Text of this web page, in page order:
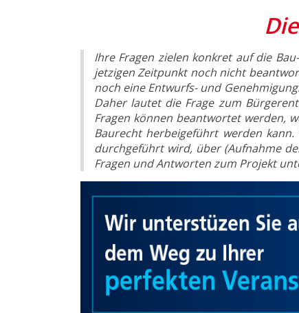
Ihre Fragen zielen konkret auf die
jetzigen Zeitpunkt noch nicht
noch eine Entwurfs- und
Daher lautet die Frage zum
Fragen können beantwortet werden,
Baurecht herbeigeführt werden
durchgeführt wird, über (Aufnahme
Fragen und Antworten zum Projekt